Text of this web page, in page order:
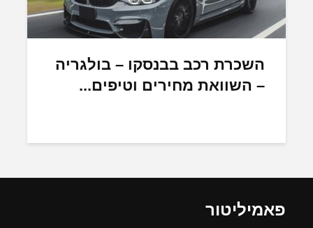
השכרת רכב בבנסקו – בולגריה
– השוואת מחירים וטיפים...
פאמיליטור